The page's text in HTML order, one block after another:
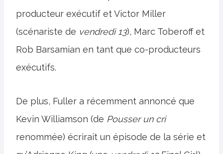
producteur exécutif et Victor Miller
(scénariste de vendredi 13), Marc Toberoff et
Rob Barsamian en tant que co-producteurs
exécutifs.
De plus, Fuller a récemment annoncé que
Kevin Williamson (de Pousser un cri
renommée) écrirait un épisode de la série et